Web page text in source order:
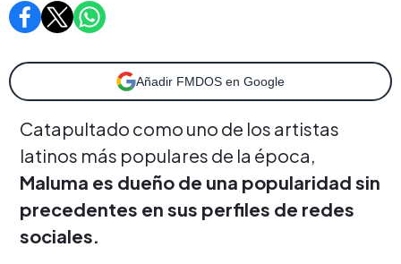
Añadir FMDOS en Google
Catapultado como uno de los artistas
latinos más populares de la época,
Maluma es dueño de una popularidad sin
precedentes en sus perfiles de redes
sociales.